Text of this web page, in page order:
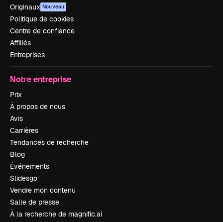
Originaux Nouveau
Politique de cookies
Centre de confiance
Affiliés
Entreprises
Notre entreprise
Prix
À propos de nous
Avis
Carrières
Tendances de recherche
Blog
Événements
Slidesgo
Vendre mon contenu
Salle de presse
À la recherche de magnific.ai